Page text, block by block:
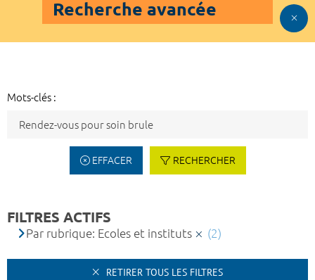
Recherche avancée
Mots-clés :
EFFACER RECHERCHER
FILTRES ACTIFS
Par rubrique: Ecoles et instituts (2)
RETIRER TOUS LES FILTRES